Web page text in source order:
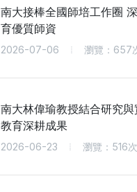
南大接棒全國師培工作圈
育優質師資
2026-07-06 瀏覽：657
南大林偉瑜教授結合研究
教育深耕成果
2026-06-23 瀏覽：516次